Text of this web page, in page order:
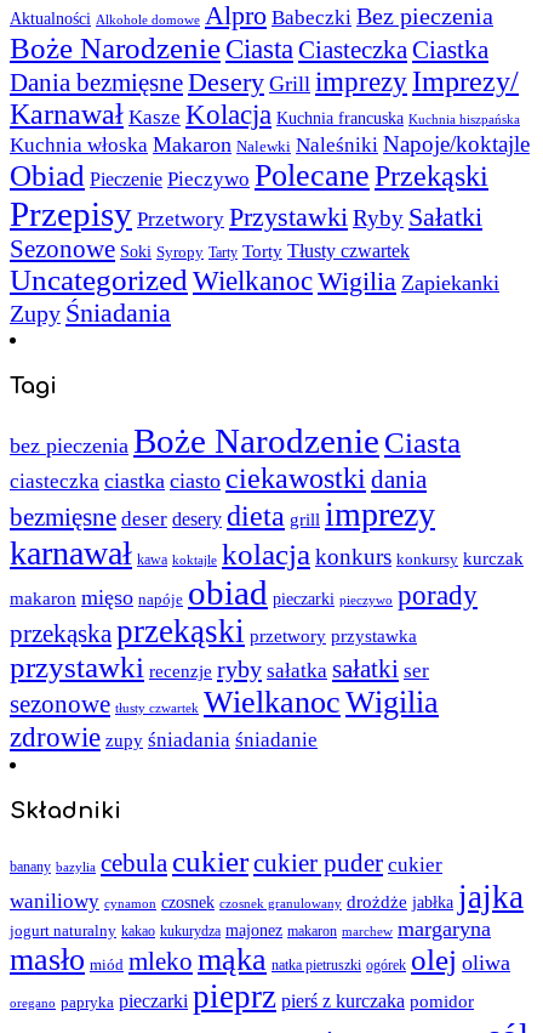
Aktualności Alkohole domowe Alpro Babeczki Bez pieczenia
Boże NarodzenieCiastaCiasteczkaCiastka
Dania bezmięsneDesery Grill imprezy Imprezy/
Karnawał Kasze Kolacja Kuchnia francuska Kuchnia hiszpańska
Kuchnia włoska Makaron Nalewki Naleśniki Napoje/koktajle
Obiad Pieczenie Pieczywo PolecanePrzekąski
Przepisy Przetwory PrzystawkiRyby Sałatki
Sezonowe Soki Syropy Tarty Torty Tłusty czwartek
UncategorizedWielkanocWigilia Zapiekanki
Zupy Śniadania
Tagi
bez pieczenia Boże Narodzenie Ciasta
ciasteczka ciastka ciasto ciekawostki dania
bezmięsne deser desery dieta grill imprezy
karnawał kawa koktajle kolacja konkurs konkursy kurczak
makaron mięso napóje obiad pieczarki pieczywo porady
przekąskaprzekąski przetwory przystawka
przystawki recenzje ryby sałatka sałatki ser
sezonowe tłusty czwartek WielkanocWigilia
zdrowie zupy śniadania śniadanie
Składniki
banany bazylia cebula cukiercukier puder cukier
waniliowy cynamon czosnek czosnek granulowany drożdże jabłka jajka
jogurt naturalny kakao kukurydza majonez makaron marchew margaryna
masło miód mleko mąka natka pietruszki ogórek olej oliwa
oregano papryka pieczarki pieprz pierś z kurczaka pomidor